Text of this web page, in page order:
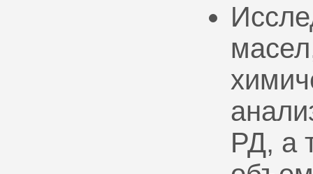
РД, а